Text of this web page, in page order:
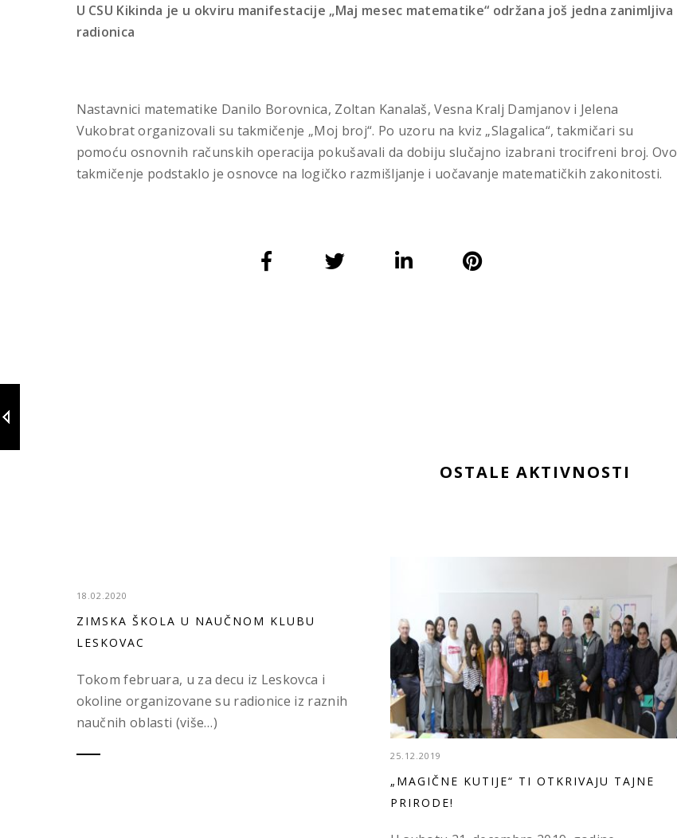
U CSU Kikinda je u okviru manifestacije „Maj mesec matematike“ održana još jedna zanimljiva
radionica
Nastavnici matematike Danilo Borovnica, Zoltan Kanalaš, Vesna Kralj Damjanov i Jelena
Vukobrat organizovali su takmičenje „Moj broj“. Po uzoru na kviz „Slagalica“, takmičari su
pomoću osnovnih računskih operacija pokušavali da dobiju slučajno izabrani trocifreni broj. Ovo
takmičenje podstaklo je osnovce na logičko razmišljanje i uočavanje matematičkih zakonitosti.
OSTALE AKTIVNOSTI
18.02.2020
ZIMSKA ŠKOLA U NAUČNOM KLUBU
LESKOVAC
Tokom februara, u za decu iz Leskovca i
okoline organizovane su radionice iz raznih
naučnih oblasti (više…)
25.12.2019
„MAGIČNE KUTIJE“ TI OTKRIVAJU TAJNE
PRIRODE!